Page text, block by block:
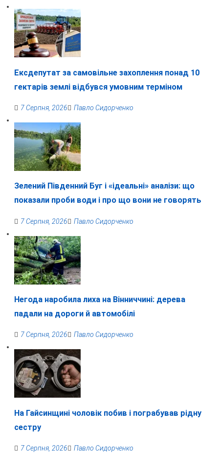
Ексдепутат за самовільне захоплення понад 10
гектарів землі відбувся умовним терміном
7 Серпня, 2026 Павло Сидорченко
Зелений Південний Буг і «ідеальні» аналізи: що
показали проби води і про що вони не говорять
7 Серпня, 2026 Павло Сидорченко
Негода наробила лиха на Вінниччині: дерева
падали на дороги й автомобілі
7 Серпня, 2026 Павло Сидорченко
На Гайсинщині чоловік побив і пограбував рідну
сестру
7 Серпня, 2026 Павло Сидорченко